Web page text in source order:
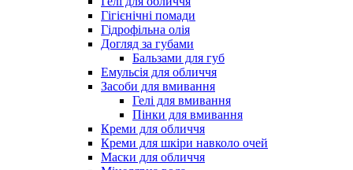
Гігієнічні помади
Гідрофільна олія
Догляд за губами
Бальзами для губ
Емульсія для обличчя
Засоби для вмивання
Гелі для вмивання
Пінки для вмивання
Креми для обличчя
Креми для шкіри навколо очей
Маски для обличчя